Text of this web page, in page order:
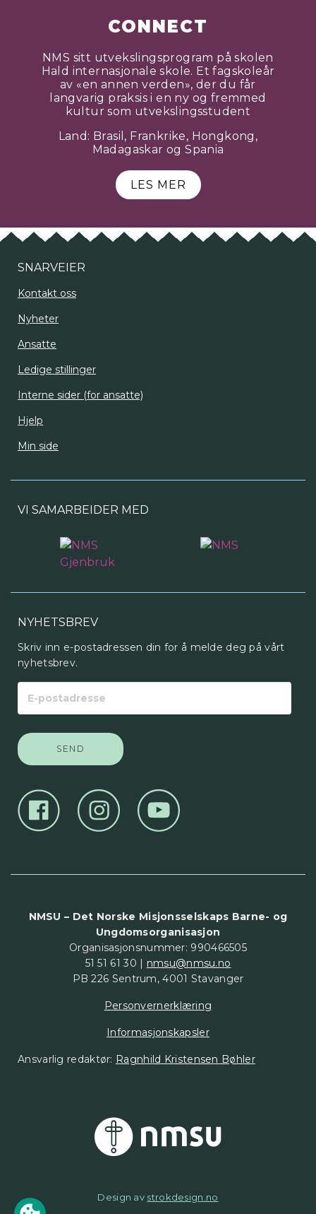
CONNECT
NMS sitt utvekslingsprogram på skolen
Hald internasjonale skole. Et fagskoleår
av «en annen verden», der du får
langvarig praksis i en ny og fremmed
kultur som utvekslingsstudent
Land: Brasil, Frankrike, Hongkong,
Madagaskar og Spania
LES MER
SNARVEIER
Kontakt oss
Nyheter
Ansatte
Ledige stillinger
Interne sider (for ansatte)
Hjelp
Min side
VI SAMARBEIDER MED
NYHETSBREV
Skriv inn e-postadressen din for å melde deg på vårt
nyhetsbrev.
postadresse
NMSU – Det Norske Misjonsselskaps Barne- og
Ungdomsorganisasjon
Organisasjonsnummer: 990466505
51 51 61 30 | nmsu@nmsu.no
PB 226 Sentrum, 4001 Stavanger
Personvernerklæring
Informasjonskapsler
Ansvarlig redaktør: Ragnhild Kristensen Bøhler
Design av strokdesign.no